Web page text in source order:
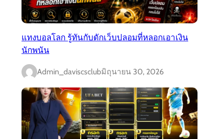
แทงบอลโลก รู้ทันกับดักเว็บปลอมที่หลอกเอาเงิน
นักพนัน
Admin_daviscsclubมิถุนายน 30, 2026